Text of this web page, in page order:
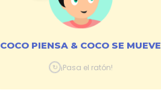
COCO PIENSA & COCO SE MUEVE
↻ ¡Pasa el ratón!
5
€